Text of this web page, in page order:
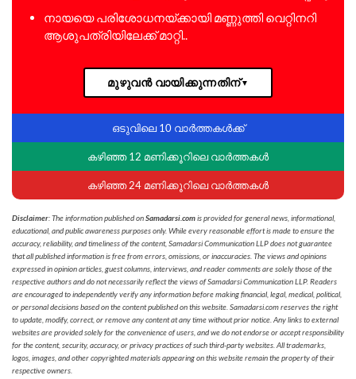
നായയെ പരിശോധനയ്ക്കായി മണ്ണുത്തി വെറ്റിനറി
ആശുപത്രിയിലേക്ക് മാറ്റി..
മുഴുവൻ വായിക്കുന്നതിന്▼
ഒടുവിലെ 10 വാർത്തകൾക്ക്
കഴിഞ്ഞ 12 മണിക്കൂറിലെ വാർത്തകൾ
കഴിഞ്ഞ 24 മണിക്കൂറിലെ വാർത്തകൾ
Disclaimer: The information published onSamadarsi.comis provided for general news, informational,
educational, and public awareness purposes only. While every reasonable effort is made to ensure the
accuracy, reliability, and timeliness of the content, Samadarsi Communication LLP does not guarantee
that all published information is free from errors, omissions, or inaccuracies. The views and opinions
expressed in opinion articles, guest columns, interviews, and reader comments are solely those of the
respective authors and do not necessarily reflect the views of Samadarsi Communication LLP. Readers
are encouraged to independently verify any information before making financial, legal, medical, political,
or personal decisions based on the content published on this website. Samadarsi.com reserves the right
to update, modify, correct, or remove any content at any time without prior notice. Any links to external
websites are provided solely for the convenience of users, and we do not endorse or accept responsibility
for the content, security, accuracy, or privacy practices of such third-party websites. All trademarks,
logos, images, and other copyrighted materials appearing on this website remain the property of their
respective owners.